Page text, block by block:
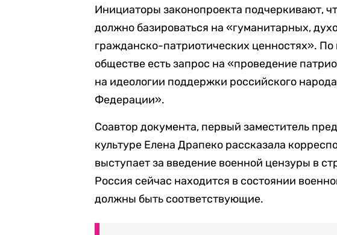
Инициаторы законопроекта подчеркивают,
должно базироваться на «гуманитарных,
гражданско-патриотических ценностях».
обществе есть запрос на «проведение
на идеологии поддержки российского
Федерации».
Соавтор документа, первый заместитель
культуре Елена Драпеко рассказала
выступает за введение военной цензуры в
Россия сейчас находится в состоянии
должны быть соответствующие.